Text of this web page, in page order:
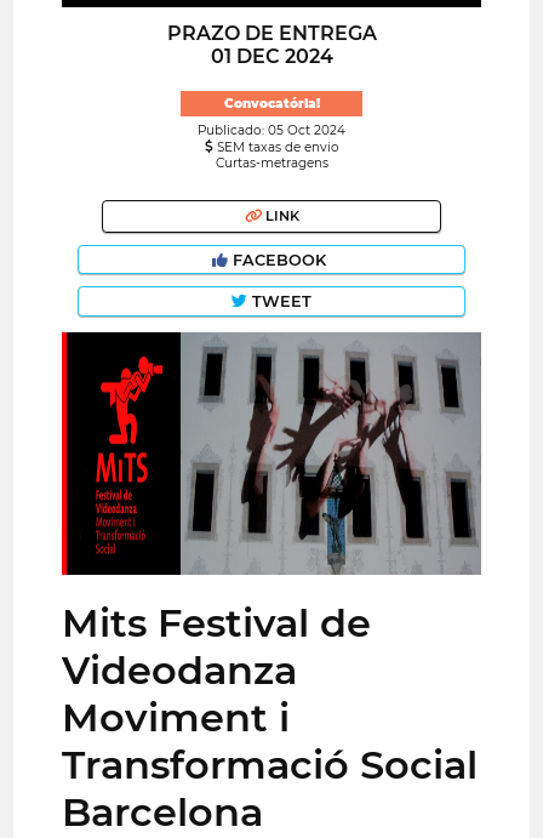
PRAZO DE ENTREGA
01 DEC 2024
Convocatória!
Publicado: 05 Oct 2024
SEM taxas de envio
Curtas-metragens
LINK
FACEBOOK
TWEET
Mits Festival de
Videodanza
Moviment i
Transformació Social
Barcelona